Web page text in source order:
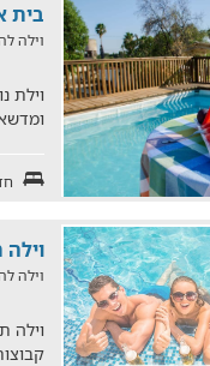
בית
וילה
וילת
וילה
וילה